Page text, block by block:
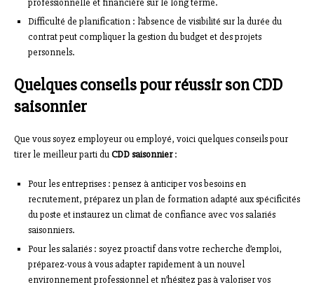
Difficulté de planification : l’absence de visibilité sur la durée du
contrat peut compliquer la gestion du budget et des projets
personnels.
Quelques conseils pour réussir son CDD
saisonnier
Que vous soyez employeur ou employé, voici quelques conseils pour
tirer le meilleur parti duCDD saisonnier:
Pour les entreprises : pensez à anticiper vos besoins en
recrutement, préparez un plan de formation adapté aux spécificités
du poste et instaurez un climat de confiance avec vos salariés
saisonniers.
Pour les salariés : soyez proactif dans votre recherche d’emploi,
préparez-vous à vous adapter rapidement à un nouvel
environnement professionnel et n’hésitez pas à valoriser vos